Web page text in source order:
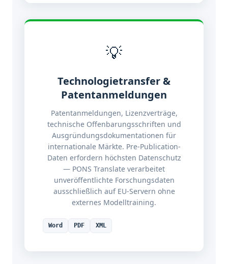
💡
Technologietransfer &
Patentanmeldungen
Patentanmeldungen, Lizenzverträge,
technische Offenbarungsschriften und
Ausgründungsdokumentationen für
internationale Märkte. Pre-Publication-
Daten erfordern höchsten Datenschutz
— PONS Translate verarbeitet
unveröffentlichte Forschungsdaten
ausschließlich auf EU-Servern ohne
externes Modelltraining.
Word PDF XML